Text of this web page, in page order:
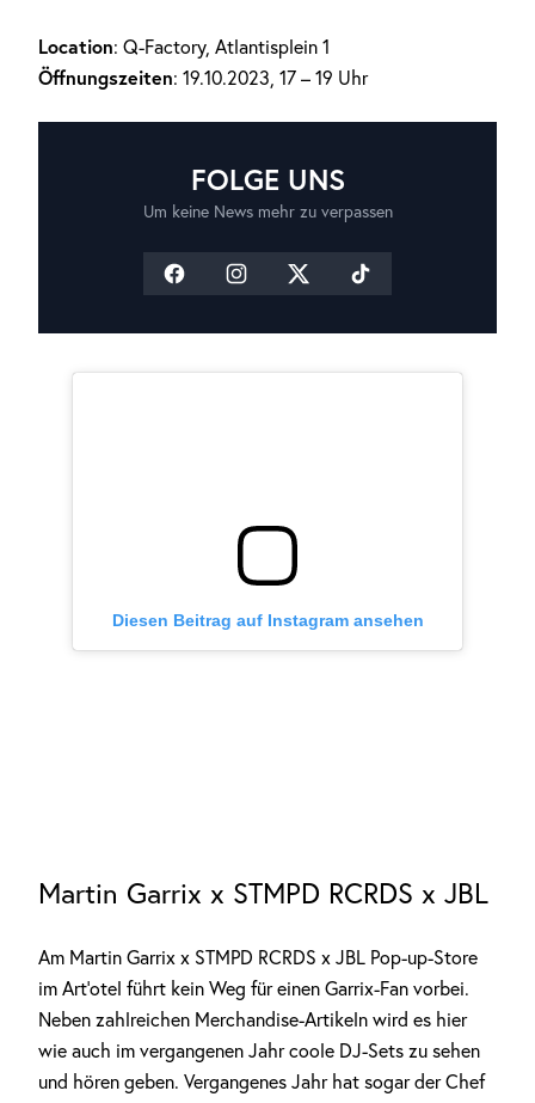
Location: Q-Factory, Atlantisplein 1
Öffnungszeiten: 19.10.2023, 17 – 19 Uhr
FOLGE UNS
Um keine News mehr zu verpassen
Diesen Beitrag auf Instagram ansehen
Martin Garrix x STMPD RCRDS x JBL
Am Martin Garrix x STMPD RCRDS x JBL Pop-up-Store
im Art’otel führt kein Weg für einen Garrix-Fan vorbei.
Neben zahlreichen Merchandise-Artikeln wird es hier
wie auch im vergangenen Jahr coole DJ-Sets zu sehen
und hören geben. Vergangenes Jahr hat sogar der Chef